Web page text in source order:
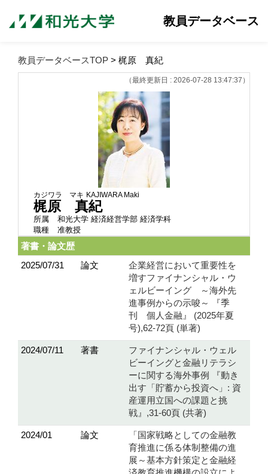
教員データベース
教員データベースTOP > 梶原 真紀
（最終更新日 : 2026-07-28 13:47:37）
カジワラ マキ KAJIWARA Maki
梶原 真紀
所属
和光大学 経済経営学部 経済学科
職種
准教授
著書・論文歴
2025/07/31
論文
企業経営において重要性を
増すファイナンシャル・ウ
ェルビーイング ～海外先
進事例からの示唆～ 『季
刊 個人金融』 (2025年夏
号),62-72頁 (単著)
2024/07/11 著書
ファイナンシャル・ウェル
ビーイングと金融リテラシ
ーに関する海外事例 『動き
出す「貯蓄から投資へ」: 資
産運用立国への課題と挑
戦』,31-60頁 (共著)
2024/01 論文
「国家戦略としての金融教
育推進に係る体制整備の進
展～基本方針策定と金融経